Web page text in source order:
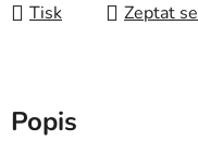
Tisk Zeptat se
Popis